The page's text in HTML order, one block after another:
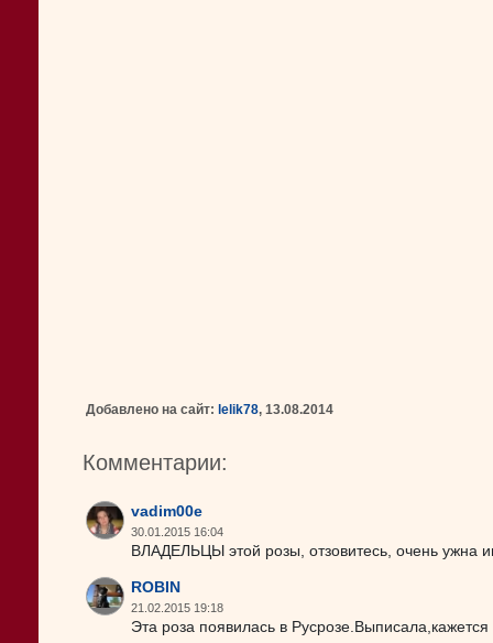
Добавлено на сайт: lelik78, 13.08.2014
Комментарии:
vadim00e
30.01.2015 16:04
ВЛАДЕЛЬЦЫ этой розы, отзовитесь, очень ужна
ROBIN
21.02.2015 19:18
Эта роза появилась в